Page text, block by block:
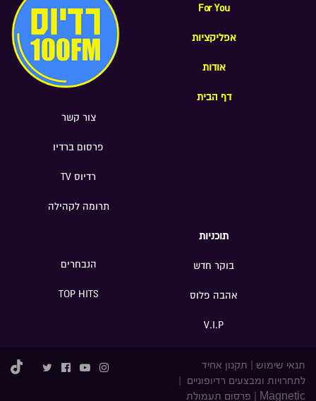
For You
אפליקציות
אודות
דף הבית
צור קשר
פרסום ברדיו
רדיוס TV
תרומה לקהילה
תוכניות
בוקר חדש
אהבה פלוס
V.I.P
הנבחרים
TOP HITS
תנאי שימוש
תקנון אחיד
לתחרויות ומבצעים רדיופוניים
Magnetic
פרסום תעמולת